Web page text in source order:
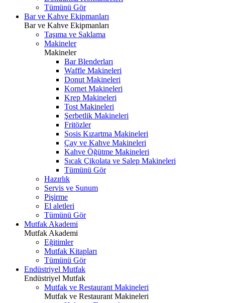
Tümünü Gör
Bar ve Kahve Ekipmanları
Bar ve Kahve Ekipmanları
Taşıma ve Saklama
Makineler
Makineler
Bar Blenderları
Waffle Makineleri
Donut Makineleri
Kornet Makineleri
Krep Makineleri
Tost Makineleri
Şerbetlik Makineleri
Fritözler
Sosis Kızartma Makineleri
Çay ve Kahve Makineleri
Kahve Öğütme Makineleri
Sıcak Çikolata ve Salep Makineleri
Tümünü Gör
Hazırlık
Servis ve Sunum
Pişirme
El aletleri
Tümünü Gör
Mutfak Akademi
Mutfak Akademi
Eğitimler
Mutfak Kitapları
Tümünü Gör
Endüstriyel Mutfak
Endüstriyel Mutfak
Mutfak ve Restaurant Makineleri
Mutfak ve Restaurant Makineleri